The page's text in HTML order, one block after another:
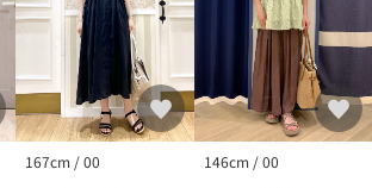
167cm / 00 146cm / 00